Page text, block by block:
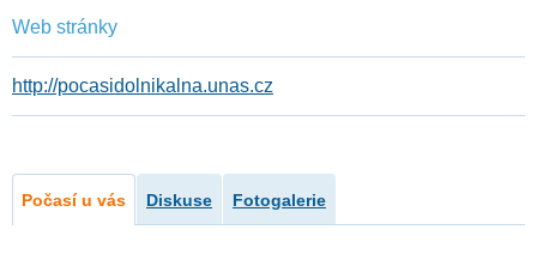
Web stránky
http://pocasidolnikalna.unas.cz
Počasí u vás Diskuse Fotogalerie